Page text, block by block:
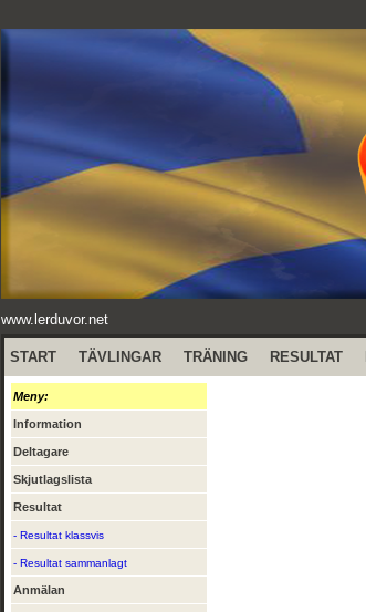
www.lerduvor.net
START TÄVLINGAR TRÄNING RESULTAT
Meny:
Information
Deltagare
Skjutlagslista
Resultat
- Resultat klassvis
- Resultat sammanlagt
Anmälan